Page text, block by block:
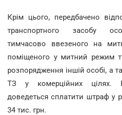
Крім цього, передбачено
транспортного засобу
тимчасово ввезеного на
поміщеного у митний режим
розпорядження іншій особі, а
ТЗ у комерційних цілях.
доведеться сплатити штраф у
34 тис. грн.